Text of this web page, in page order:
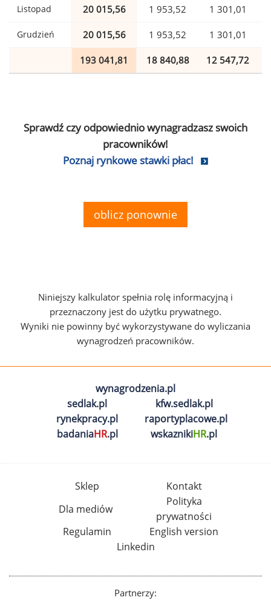
Listopad 20 015,56 1 953,52 1 301,01
Grudzień 20 015,56 1 953,52 1 301,01
193 041,81 18 840,88 12 547,72
Sprawdź czy odpowiednio wynagradzasz swoich
pracowników!
Poznaj rynkowe stawki płac!
oblicz ponownie
Niniejszy kalkulator spełnia rolę informacyjną i
przeznaczony jest do użytku prywatnego.
Wyniki nie powinny być wykorzystywane do wyliczania
wynagrodzeń pracowników.
wynagrodzenia.pl
sedlak.pl
kfw.sedlak.pl
rynekpracy.pl
raportyplacowe.pl
badaniaHR.pl wskaznikiHR.pl
Sklep
Kontakt
Dla mediów
Polityka
prywatności
Regulamin
English version
Linkedin
Partnerzy: